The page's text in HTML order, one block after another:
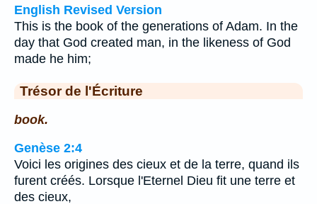
English Revised Version
This is the book of the generations of Adam. In the
day that God created man, in the likeness of God
made he him;
Trésor de l'Écriture
book.
Genèse 2:4
Voici les origines des cieux et de la terre, quand ils
furent créés. Lorsque l'Eternel Dieu fit une terre et
des cieux,